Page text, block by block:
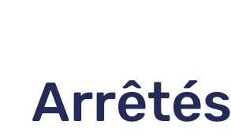
Arrêtés